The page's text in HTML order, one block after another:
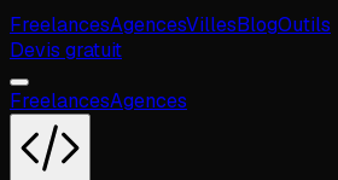
FreelancesAgencesVillesBlogOutils
Devis gratuit
FreelancesAgences